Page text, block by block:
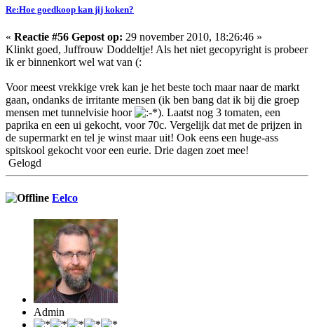
Re:Hoe goedkoop kan jij koken?
« Reactie #56 Gepost op: 29 november 2010, 18:26:46 »
Klinkt goed, Juffrouw Doddeltje! Als het niet gecopyright is probeer
ik er binnenkort wel wat van (:
Voor meest vrekkige vrek kan je het beste toch maar naar de markt
gaan, ondanks de irritante mensen (ik ben bang dat ik bij die groep
mensen met tunnelvisie hoor
). Laatst nog 3 tomaten, een
paprika en een ui gekocht, voor 70c. Vergelijk dat met de prijzen in
de supermarkt en tel je winst maar uit! Ook eens een huge-ass
spitskool gekocht voor een eurie. Drie dagen zoet mee!
Gelogd
Eelco
Admin